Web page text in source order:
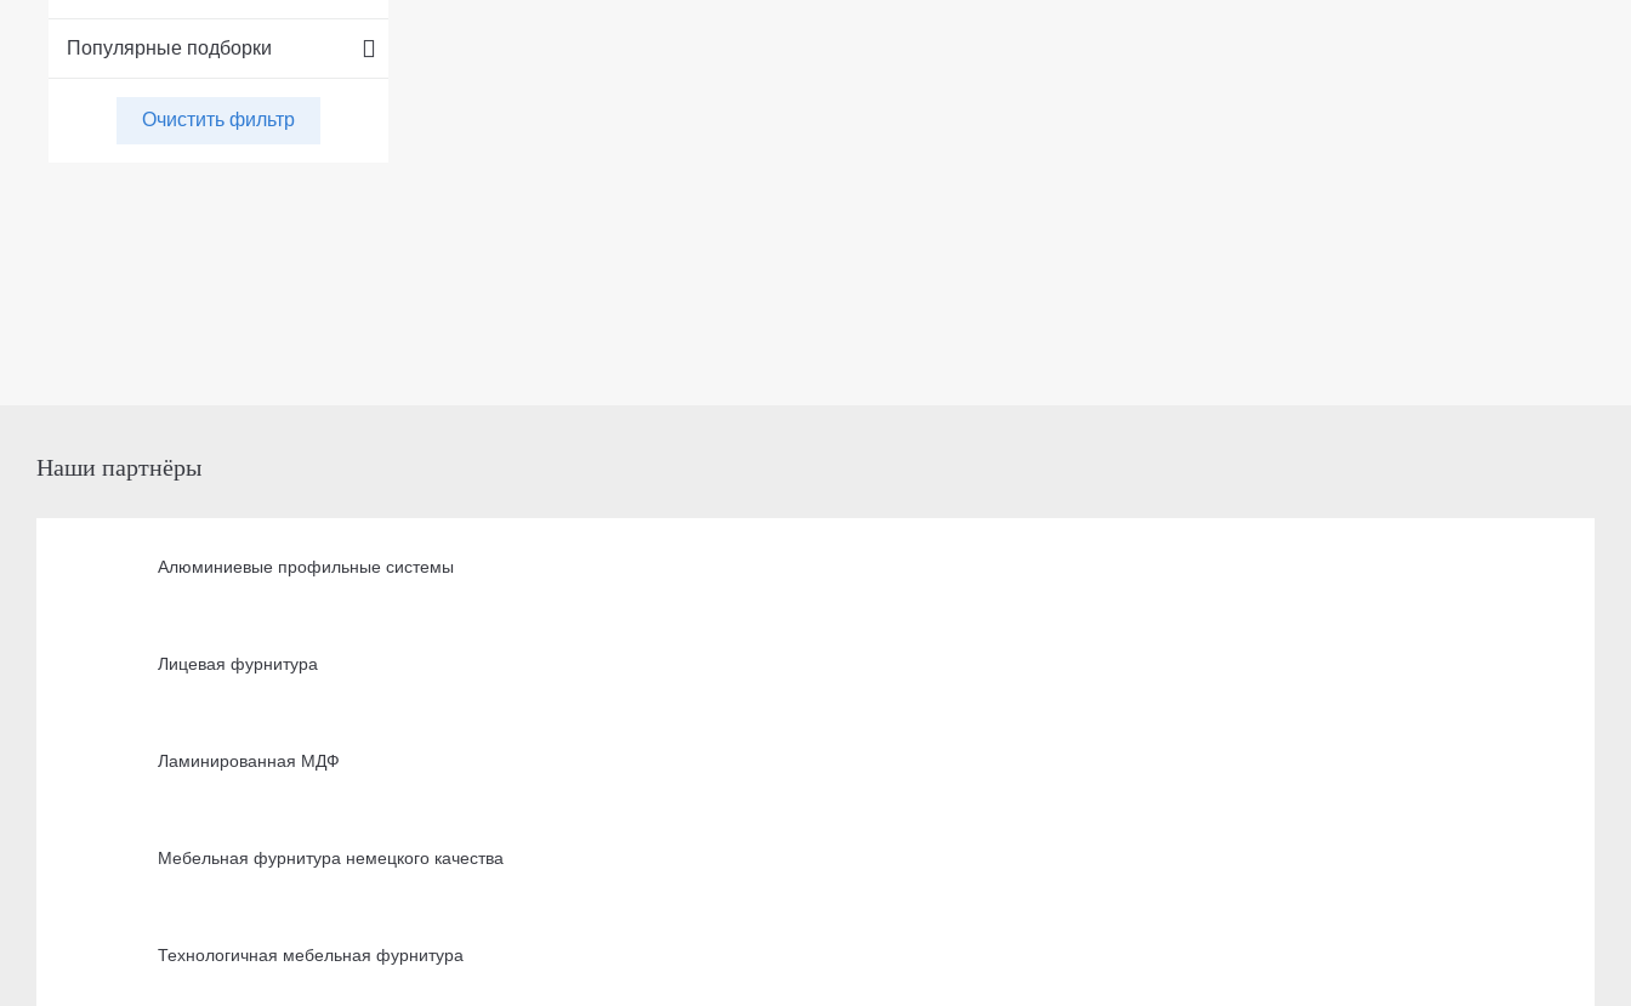
Популярные подборки
Очистить фильтр
Наши партнёры
Алюминиевые профильные системы
Лицевая фурнитура
Ламинированная МДФ
Мебельная фурнитура немецкого качества
Технологичная мебельная фурнитура